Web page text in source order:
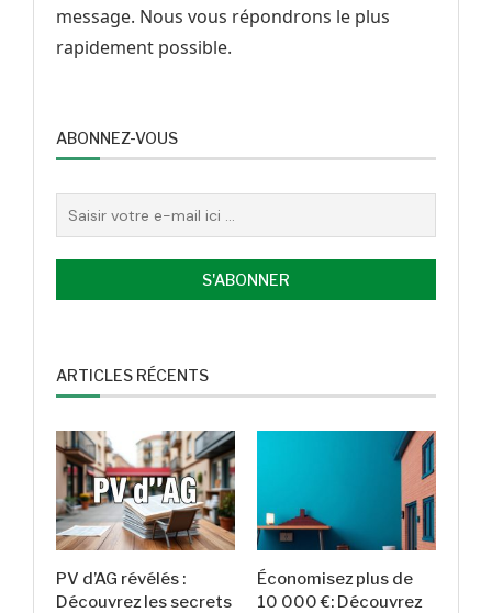
message. Nous vous répondrons le plus
rapidement possible.
ABONNEZ-VOUS
ARTICLES RÉCENTS
PV d’AG révélés :
Découvrez les secrets
Économisez plus de
10 000 €: Découvrez